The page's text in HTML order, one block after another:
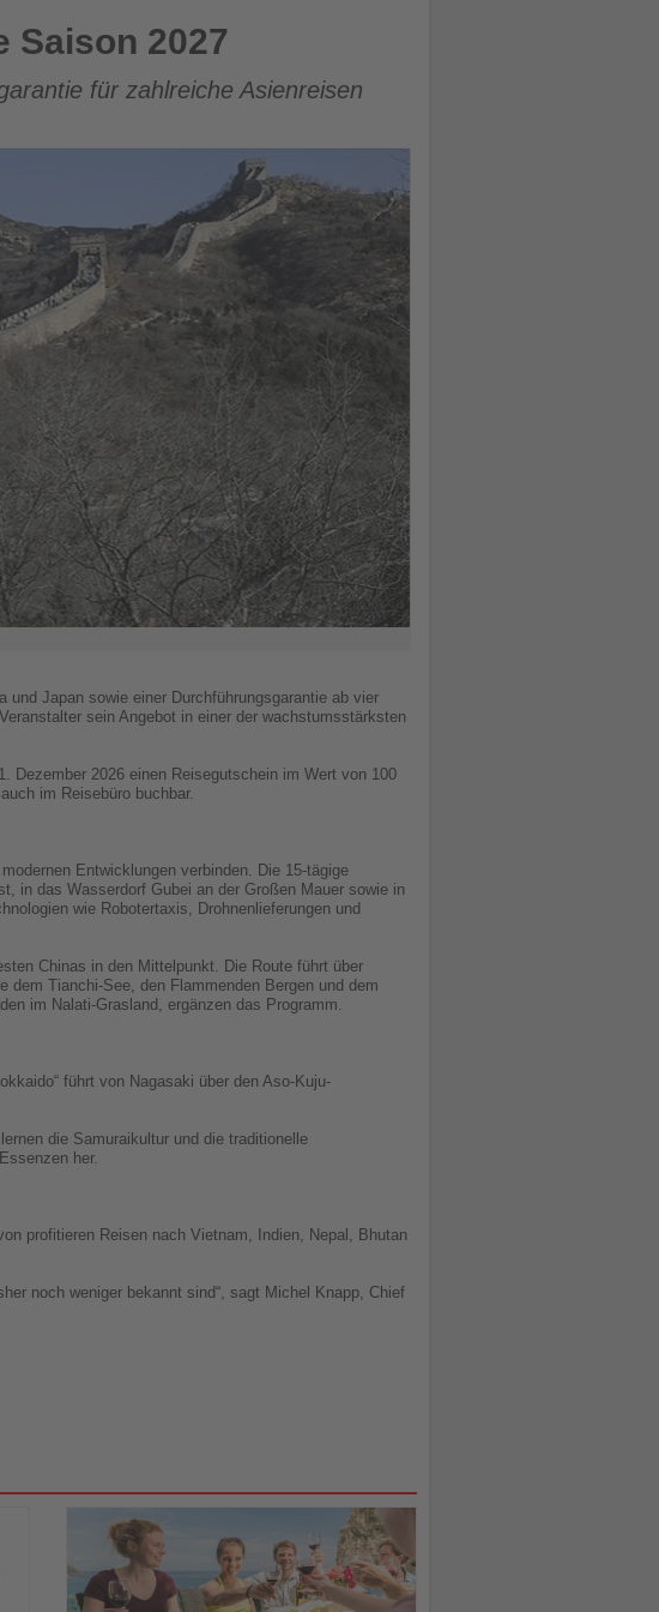
Saison 2027
für zahlreiche Asienreisen
Japan sowie einer Durchführungsgarantie ab vier
sein Angebot in einer der wachstumsstärksten
Dezember 2026 einen Reisegutschein im Wert von 100
im Reisebüro buchbar.
Entwicklungen verbinden. Die 15-tägige
in das Wasserdorf Gubei an der Großen Mauer sowie in
wie Robotertaxis, Drohnenlieferungen und
Chinas in den Mittelpunkt. Die Route führt über
dem Tianchi-See, den Flammenden Bergen und dem
im Nalati-Grasland, ergänzen das Programm.
führt von Nagasaki über den Aso-Kuju-
die Samuraikultur und die traditionelle
her.
profitieren Reisen nach Vietnam, Indien, Nepal, Bhutan
noch weniger bekannt sind“, sagt Michel Knapp, Chief